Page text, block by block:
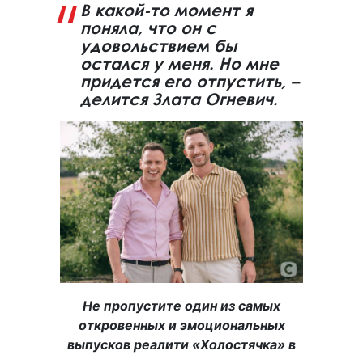
В какой-то момент я
поняла, что он с
удовольствием бы
остался у меня. Но мне
придется его отпустить, –
делится Злата Огневич.
Не пропустите один из самых
откровенных и эмоциональных
выпусков реалити «Холостячка» в